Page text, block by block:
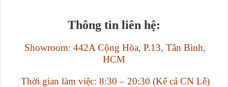
Thông tin liên hệ:
Showroom: 442A Cộng Hòa, P.13, Tân Bình,
HCM
Thời gian làm việc: 8:30 – 20:30 (Kể cả CN Lễ)